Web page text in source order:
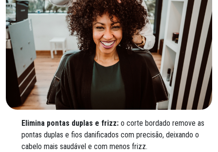
Elimina pontas duplas e frizz: o corte bordado remove as
pontas duplas e fios danificados com precisão, deixando o
cabelo mais saudável e com menos frizz.